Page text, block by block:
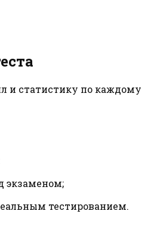
и статистику по каждому
экзаменом;
тестированием.